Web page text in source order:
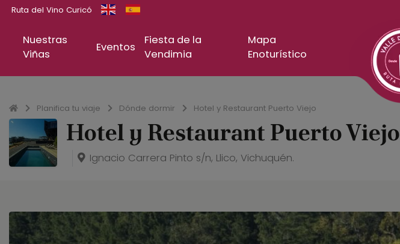
Ruta del Vino Curicó
Nuestras
Viñas
Eventos
Fiesta de la
Vendimia
Mapa
Enoturístico
InicioPlanifica tu viaje Dónde dormir Hotel y Restaurant Puerto Viejo
Hotel y Restaurant Puerto Viejo
Ignacio Carrera Pinto s/n, Llico, Vichuquén.